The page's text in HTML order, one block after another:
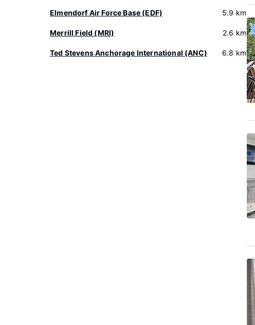
Elmendorf Air Force Base (EDF) 5.9 km
Merrill Field (MRI) 2.6 km
Ted Stevens Anchorage International (ANC) 6.8 km